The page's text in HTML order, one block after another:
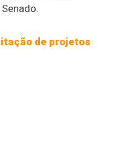
de projetos